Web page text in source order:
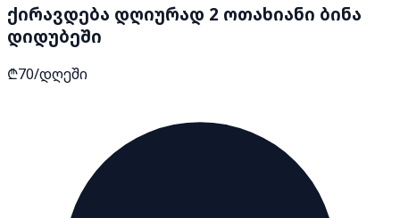
ქირავდება დღიურად 2 ოთახიანი ბინა
დიდუბეში
₾70/დღეში